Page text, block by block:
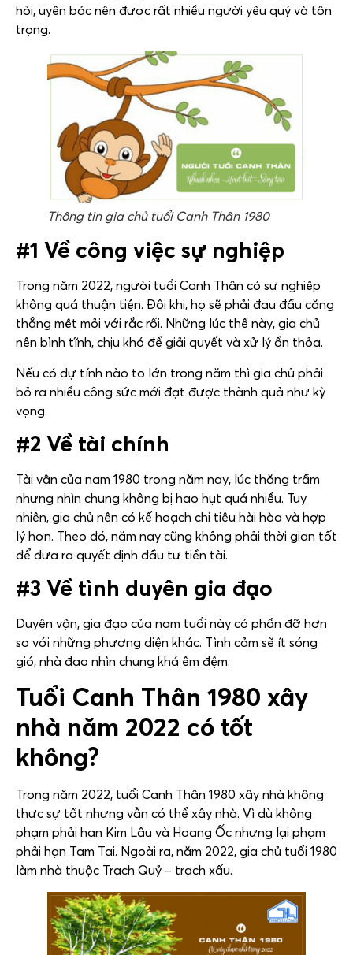
hỏi, uyên bác nên được rất nhiều người yêu quý và tôn
trọng.
Thông tin gia chủ tuổi Canh Thân 1980
#1 Về công việc sự nghiệp
Trong năm 2022, người tuổi Canh Thân có sự nghiệp
không quá thuận tiện. Đôi khi, họ sẽ phải đau đầu căng
thẳng mệt mỏi với rắc rối. Những lúc thế này, gia chủ
nên bình tĩnh, chịu khó để giải quyết và xử lý ổn thỏa.
Nếu có dự tính nào to lớn trong năm thì gia chủ phải
bỏ ra nhiều công sức mới đạt được thành quả như kỳ
vọng.
#2 Về tài chính
Tài vận của nam 1980 trong năm nay, lúc thăng trầm
nhưng nhìn chung không bị hao hụt quá nhiều. Tuy
nhiên, gia chủ nên có kế hoạch chi tiêu hài hòa và hợp
lý hơn. Theo đó, năm nay cũng không phải thời gian tốt
để đưa ra quyết định đầu tư tiền tài.
#3 Về tình duyên gia đạo
Duyên vận, gia đạo của nam tuổi này có phần đỡ hơn
so với những phương diện khác. Tình cảm sẽ ít sóng
gió, nhà đạo nhìn chung khá êm đệm.
Tuổi Canh Thân 1980 xây
nhà năm 2022 có tốt
không?
Trong năm 2022, tuổi Canh Thân 1980 xây nhà không
thực sự tốt nhưng vẫn có thể xây nhà. Vì dù không
phạm phải hạn Kim Lâu và Hoang Ốc nhưng lại phạm
phải hạn Tam Tai. Ngoài ra, năm 2022, gia chủ tuổi 1980
làm nhà thuộc Trạch Quỷ – trạch xấu.